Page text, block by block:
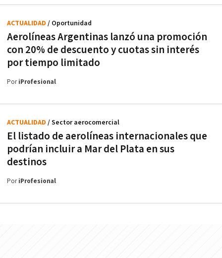
Aerolíneas Argentinas lanzó una promoción
con 20% de descuento y cuotas sin interés
por tiempo limitado
ACTUALIDAD / Oportunidad
PoriProfesional
El listado de aerolíneas internacionales que
podrían incluir a Mar del Plata en sus
destinos
ACTUALIDAD / Sector aerocomercial
PoriProfesional